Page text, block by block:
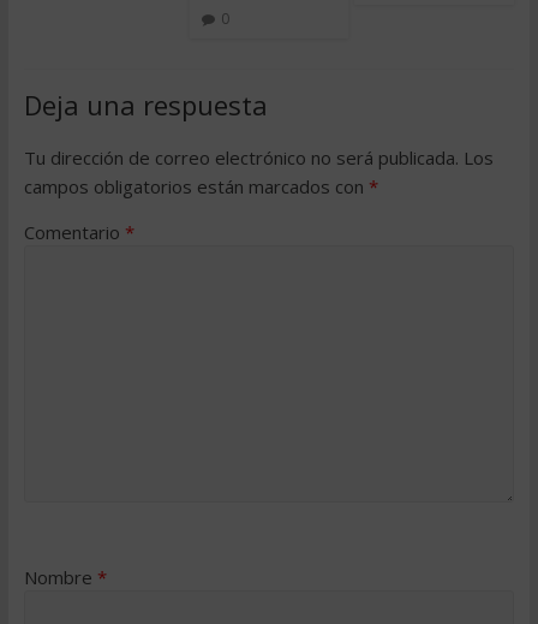
0
Deja una respuesta
Tu dirección de correo electrónico no será publicada. Los
campos obligatorios están marcados con *
Comentario *
Nombre *